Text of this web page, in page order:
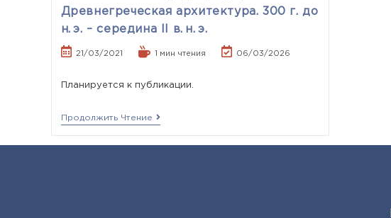
Древнегреческая архитектура. 300 г. до
н. э. – середина II в. н. э.
21/03/2021 1 мин чтения 06/03/2026
Планируется к публикации.
Продолжить Чтение